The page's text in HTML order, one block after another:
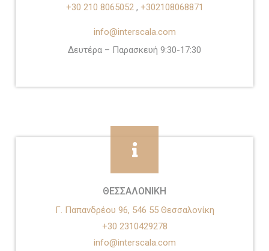
+30 210 8065052, +302108068871
info@interscala.com
Δευτέρα – Παρασκευή 9:30-17:30
ΘΕΣΣΑΛΟΝΙΚΗ
Γ. Παπανδρέου 96, 546 55 Θεσσαλoνίκη
+30 2310429278
info@interscala.com